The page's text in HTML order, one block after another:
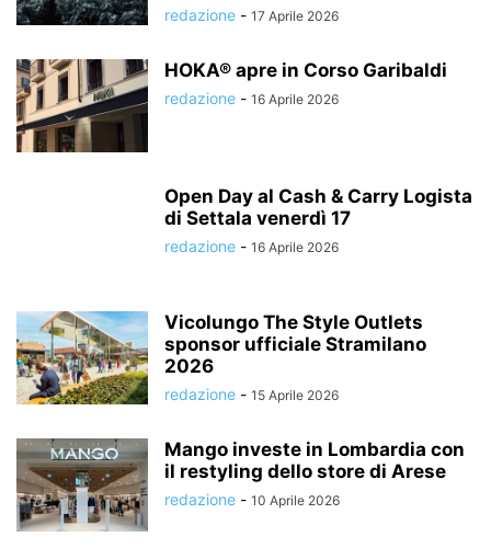
redazione - 17 Aprile 2026
HOKA® apre in Corso Garibaldi
redazione - 16 Aprile 2026
Open Day al Cash & Carry Logista
di Settala venerdì 17
redazione - 16 Aprile 2026
Vicolungo The Style Outlets
sponsor ufficiale Stramilano
2026
redazione - 15 Aprile 2026
Mango investe in Lombardia con
il restyling dello store di Arese
redazione - 10 Aprile 2026